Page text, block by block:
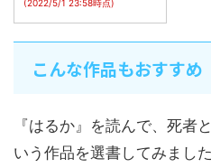
(2022/5/1 23:58時点)
こんな作品もおすすめ
『はるか』を読んで、死者
いう作品を選書してみました